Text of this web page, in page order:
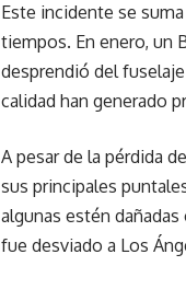
Este incidente se
tiempos. En enero, un
desprendió del
calidad han generado
A pesar de la pérdida
sus principales
algunas estén
fue desviado a Los